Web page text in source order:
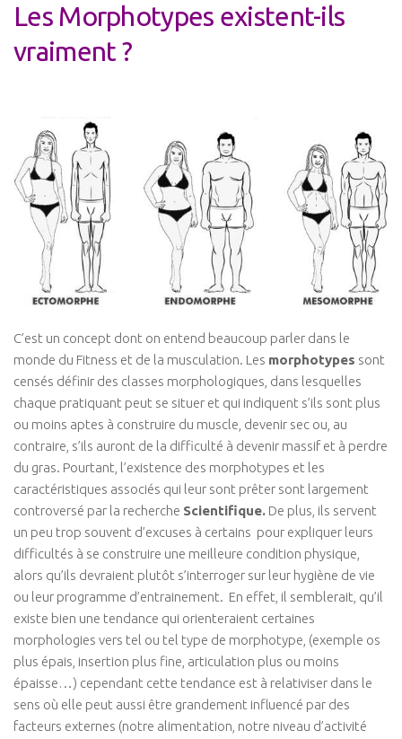
Cross-Fit
Natation
Fit-innov / Women
Post Grossesse
Perte de poids / Women
Remise en Forme / Women
Gain de Masse / Women
Fit-innov’/ Men
Remise en forme / Men
Gain de masse / Men
Performance & Récupération
Nutrition et Santé
Les Recettes
Programmes Nutrition
Nutrition Innov’ / Men
Nutrition innov’ / Women
Monodiète Détox
Régime Paléo
Régime Méditérranéen
Régime Sans Gluten
Régime Végétarien
Les Morphotypes existent-ils
vraiment ?
C’est un concept dont on entend beaucoup parler dans le
monde du Fitness et de la musculation. Les morphotypes sont
censés définir des classes morphologiques, dans lesquelles
chaque pratiquant peut se situer et qui indiquent s’ils sont plus
ou moins aptes à construire du muscle, devenir sec ou, au
contraire, s’ils auront de la difficulté à devenir massif et à perdre
du gras. Pourtant, l’existence des morphotypes et les
caractéristiques associés qui leur sont prêter sont largement
controversé par la recherche Scientifique. De plus, ils servent
un peu trop souvent d’excuses à certains pour expliquer leurs
difficultés à se construire une meilleure condition physique,
alors qu’ils devraient plutôt s’interroger sur leur hygiène de vie
ou leur programme d’entrainement. En effet, il semblerait, qu’il
existe bien une tendance qui orienteraient certaines
morphologies vers tel ou tel type de morphotype, (exemple os
plus épais, insertion plus fine, articulation plus ou moins
épaisse…) cependant cette tendance est à relativiser dans le
sens où elle peut aussi être grandement influencé par des
facteurs externes (notre alimentation, notre niveau d’activité